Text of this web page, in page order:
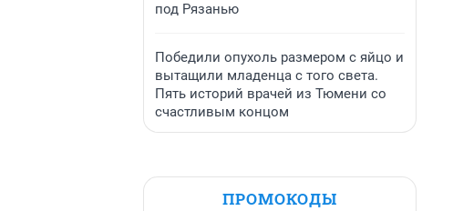
под Рязанью
Победили опухоль размером с яйцо и
вытащили младенца с того света.
Пять историй врачей из Тюмени со
счастливым концом
ПРОМОКОДЫ